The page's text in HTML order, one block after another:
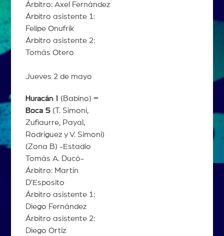
Árbitro: Axel Fernández
Árbitro asistente 1:
Felipe Onufrik
Árbitro asistente 2:
Tomás Otero
Jueves 2 de mayo
Huracán 1 (Babino) –
Boca 5(T. Simoni,
Zufiaurre, Payal,
Rodríguez y V. Simoni)
(Zona B) -Estadio
Tomás A. Ducó-
Árbitro: Martín
D’Esposito
Árbitro asistente 1:
Diego Fernández
Árbitro asistente 2:
Diego Ortiz